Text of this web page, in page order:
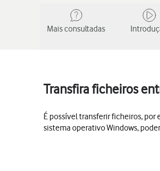
Mais consultadas
Transfira ficheiros
É possível transferir ficheiros,
sistema operativo Windows,